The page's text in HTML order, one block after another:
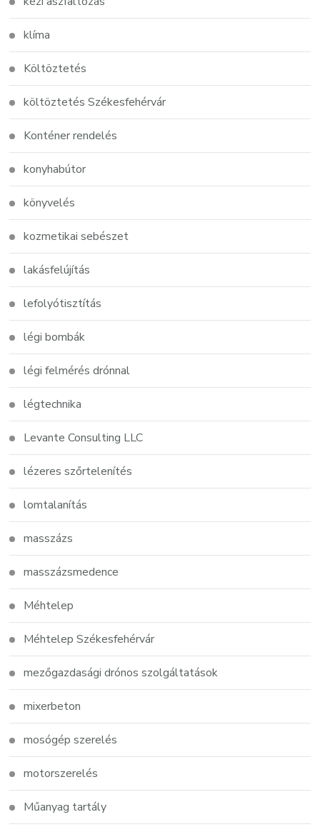
klíma
Költöztetés
költöztetés Székesfehérvár
Konténer rendelés
konyhabútor
könyvelés
kozmetikai sebészet
lakásfelújítás
lefolyótisztítás
légi bombák
légi felmérés drónnal
légtechnika
Levante Consulting LLC
lézeres szőrtelenítés
lomtalanítás
masszázs
masszázsmedence
Méhtelep
Méhtelep Székesfehérvár
mezőgazdasági drónos szolgáltatások
mixerbeton
mosógép szerelés
motorszerelés
Műanyag tartály